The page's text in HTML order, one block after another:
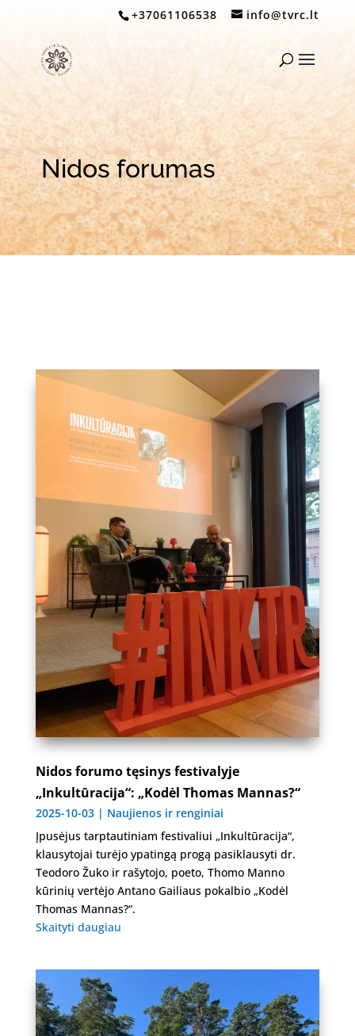
+37061106538 info@tvrc.lt
Nidos forumas
Nidos forumo tęsinys festivalyje
„Inkultūracija“: „Kodėl Thomas Mannas?“
2025-10-03| Naujienos ir renginiai
Įpusėjus tarptautiniam festivaliui „Inkultūracija“,
klausytojai turėjo ypatingą progą pasiklausyti dr.
Teodoro Žuko ir rašytojo, poeto, Thomo Manno
kūrinių vertėjo Antano Gailiaus pokalbio „Kodėl
Thomas Mannas?“.
Skaityti daugiau